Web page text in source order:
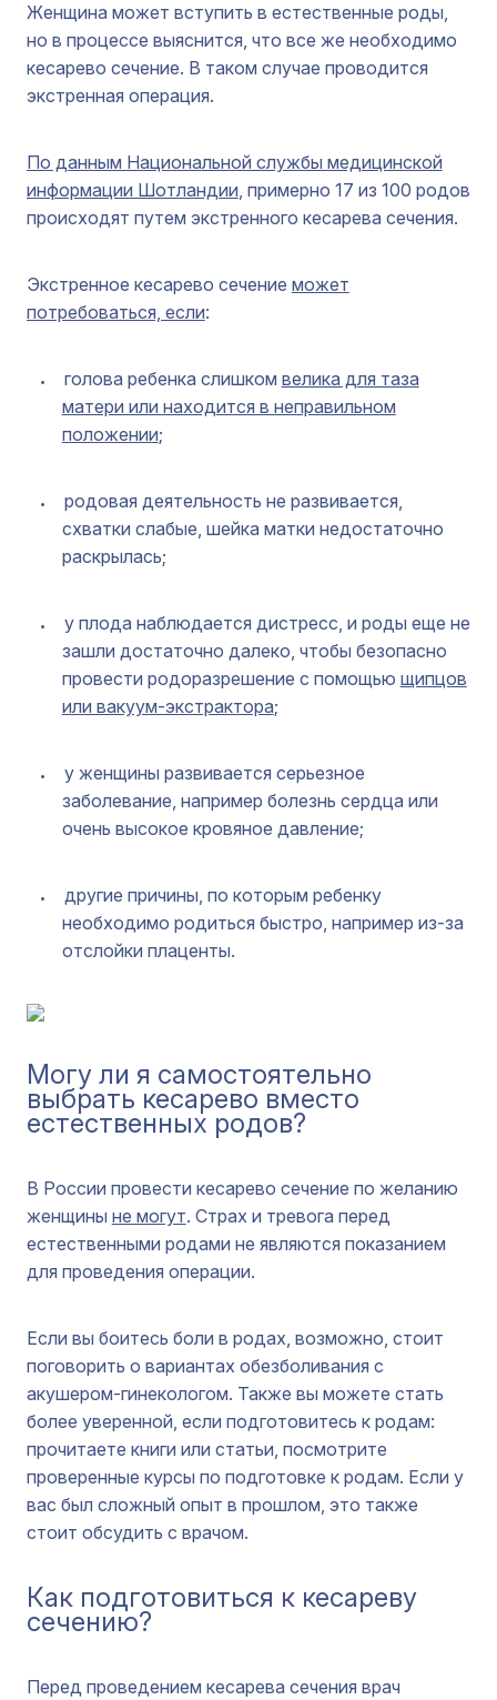
Женщина может вступить в естественные роды,
но в процессе выяснится, что все же необходимо
кесарево сечение. В таком случае проводится
экстренная операция.
По данным Национальной службы медицинской
информации Шотландии, примерно 17 из 100 родов
происходят путем экстренного кесарева сечения.
Экстренное кесарево сечение может
потребоваться, если:
голова ребенка слишком велика для таза
матери или находится в неправильном
положении;
родовая деятельность не развивается,
схватки слабые, шейка матки недостаточно
раскрылась;
у плода наблюдается дистресс, и роды еще не
зашли достаточно далеко, чтобы безопасно
провести родоразрешение с помощью щипцов
или вакуум-экстрактора;
у женщины развивается серьезное
заболевание, например болезнь сердца или
очень высокое кровяное давление;
другие причины, по которым ребенку
необходимо родиться быстро, например из-за
отслойки плаценты.
Могу ли я самостоятельно
выбрать кесарево вместо
естественных родов?
В России провести кесарево сечение по желанию
женщины не могут. Страх и тревога перед
естественными родами не являются показанием
для проведения операции.
Если вы боитесь боли в родах, возможно, стоит
поговорить о вариантах обезболивания с
акушером-гинекологом. Также вы можете стать
более уверенной, если подготовитесь к родам:
прочитаете книги или статьи, посмотрите
проверенные курсы по подготовке к родам. Если у
вас был сложный опыт в прошлом, это также
стоит обсудить с врачом.
Как подготовиться к кесареву
сечению?
Перед проведением кесарева сечения врач